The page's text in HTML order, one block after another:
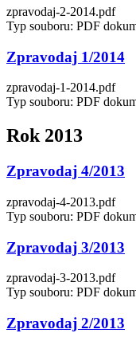
zpravodaj-2-2014.pdf
Typ souboru: PDF
Zpravodaj 1/2014
zpravodaj-1-2014.pdf
Typ souboru: PDF
Rok 2013
Zpravodaj 4/2013
zpravodaj-4-2013.pdf
Typ souboru: PDF
Zpravodaj 3/2013
zpravodaj-3-2013.pdf
Typ souboru: PDF
Zpravodaj 2/2013